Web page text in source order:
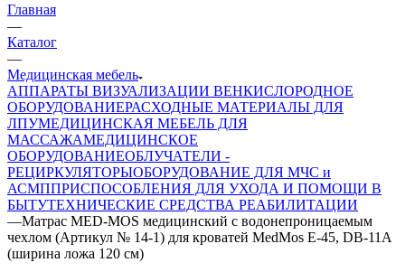
Главная
—
Каталог
—
Медицинская мебель
АППАРАТЫ ВИЗУАЛИЗАЦИИ ВЕНКИСЛОРОДНОЕ
ОБОРУДОВАНИЕРАСХОДНЫЕ МАТЕРИАЛЫ ДЛЯ
ЛПУМЕДИЦИНСКАЯ МЕБЕЛЬ ДЛЯ
МАССАЖАМЕДИЦИНСКОЕ
ОБОРУДОВАНИЕОБЛУЧАТЕЛИ -
РЕЦИРКУЛЯТОРЫОБОРУДОВАНИЕ ДЛЯ МЧС и
АСМППРИСПОСОБЛЕНИЯ ДЛЯ УХОДА И ПОМОЩИ В
БЫТУТЕХНИЧЕСКИЕ СРЕДСТВА РЕАБИЛИТАЦИИ
—Матрас MED-MOS медицинский с водонепроницаемым
чехлом (Артикул № 14-1) для кроватей MedMos E-45, DB-11A
(ширина ложа 120 см)